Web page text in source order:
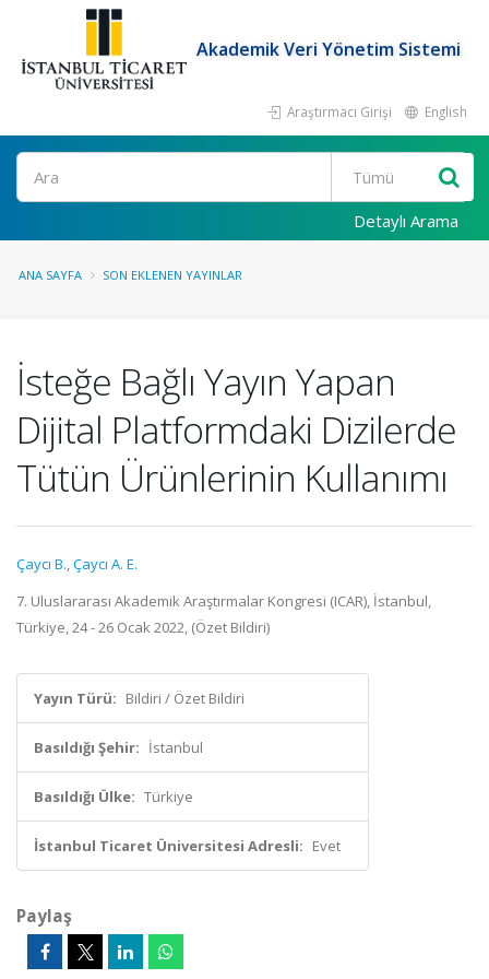
Akademik Veri Yönetim Sistemi
Araştırmacı Girişi English
Ara
Detaylı Arama
ANA SAYFA SON EKLENEN YAYINLAR
İsteğe Bağlı Yayın Yapan
Dijital Platformdaki Dizilerde
Tütün Ürünlerinin Kullanımı
Çaycı B.,Çaycı A. E.
7. Uluslararası Akademik Araştırmalar Kongresi (ICAR), İstanbul,
Türkiye, 24 - 26 Ocak 2022, (Özet Bildiri)
Yayın Türü: Bildiri / Özet Bildiri
Basıldığı Şehir: İstanbul
Basıldığı Ülke: Türkiye
İstanbul Ticaret Üniversitesi Adresli: Evet
Paylaş